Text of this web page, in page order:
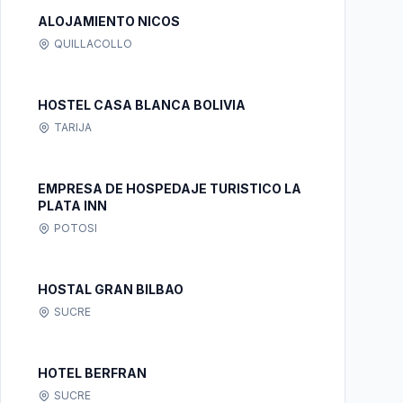
ALOJAMIENTO NICOS
QUILLACOLLO
HOSTEL CASA BLANCA BOLIVIA
TARIJA
EMPRESA DE HOSPEDAJE TURISTICO LA
PLATA INN
POTOSI
HOSTAL GRAN BILBAO
SUCRE
HOTEL BERFRAN
SUCRE